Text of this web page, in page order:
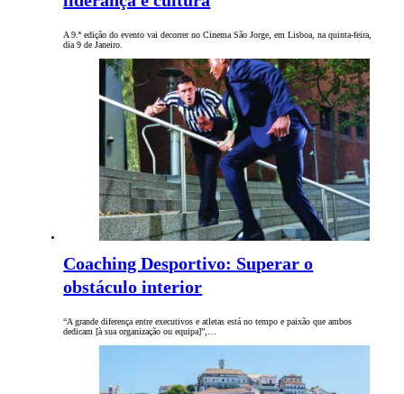
A 9.ª edição do evento vai decorrer no Cinema São Jorge, em Lisboa, na quinta-feira,
dia 9 de Janeiro.
Coaching Desportivo: Superar o
obstáculo interior
“A grande diferença entre executivos e atletas está no tempo e paixão que ambos
dedicam [à sua organização ou equipa]”,…